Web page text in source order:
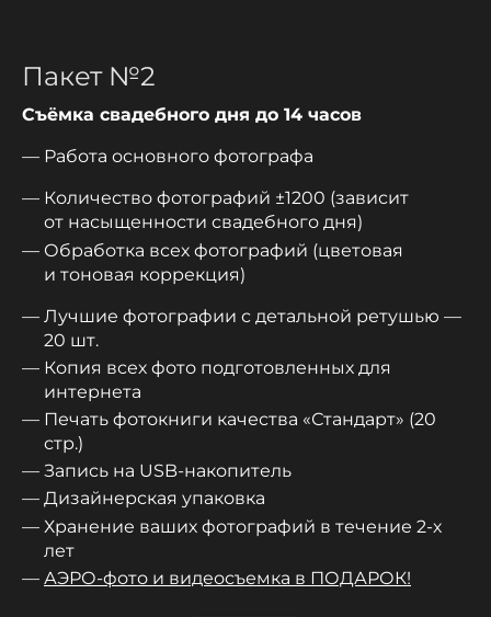
Пакет №2
Съёмка свадебного дня до 14 часов
Работа основного фотографа
Количество фотографий ±1200 (зависит
от насыщенности свадебного дня)
Обработка всех фотографий (цветовая
и тоновая коррекция)
Лучшие фотографии с детальной ретушью —
20 шт.
Копия всех фото подготовленных для
интернета
Печать фотокниги качества «Стандарт» (20
стр.)
Запись на USB-накопитель
Дизайнерская упаковка
Хранение ваших фотографий в течение 2-х
лет
АЭРО-фото и видеосъемка в ПОДАРОК!